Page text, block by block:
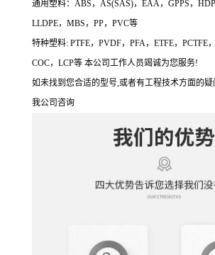
通用塑料：ABS，AS(SAS)，EAA，GPPS，
LLDPE，MBS，PP，PVC等
特种塑料: PTFE，PVDF，PFA，ETFE，PCTFE
COC，LCP等 本公司工作人员竭诚为您服务!
如未找到您合适的型号,或者有工程技术方面的
我公司咨询